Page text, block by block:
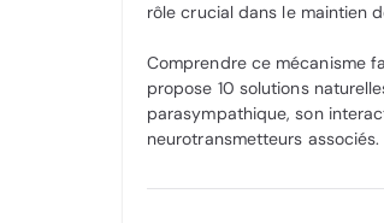
rôle crucial dans le maintien
Comprendre ce mécanisme
propose 10 solutions
parasympathique, son
neurotransmetteurs associés.